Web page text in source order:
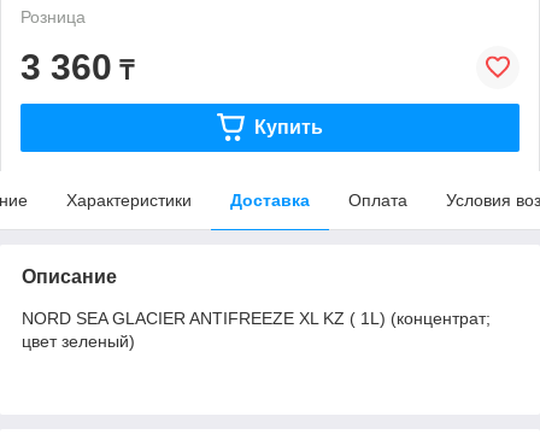
Розница
3 360 ₸
Купить
Характеристики Доставка Оплата Условия
Описание
NORD SEA GLACIER ANTIFREEZE XL KZ ( 1L) (концентрат;
цвет зеленый)